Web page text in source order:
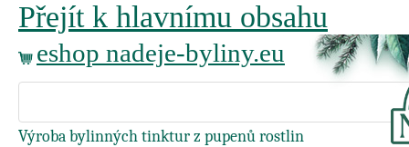
Přejít k hlavnímu obsahu
eshop nadeje-byliny.eu
Výroba bylinných tinktur z pupenů rostlin